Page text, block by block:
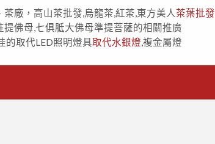
廠，高山茶批發,烏龍茶,紅茶,東方美人茶葉批發
提佛母,七俱胝大佛母準提菩薩的相關推廣
的取代LED照明燈具取代水銀燈 ,複金屬燈